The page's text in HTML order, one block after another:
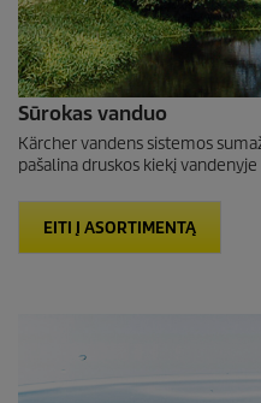
Sūrokas vanduo
Kärcher vandens sistemos
pašalina druskos kiekį
EITI Į ASORTIMENTĄ